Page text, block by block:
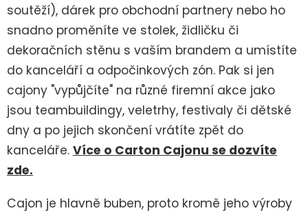
soutěží), dárek pro obchodní partnery nebo ho
snadno proměníte ve stolek, židličku či
dekoračních stěnu s vaším brandem a umístíte
do kanceláří a odpočinkových zón. Pak si jen
cajony "vypůjčíte" na různé firemní akce jako
jsou teambuildingy, veletrhy, festivaly či dětské
dny a po jejich skončení vrátíte zpět do
kanceláře. Více o Carton Cajonu se dozvíte
zde.
Cajon je hlavně buben, proto kromě jeho výroby